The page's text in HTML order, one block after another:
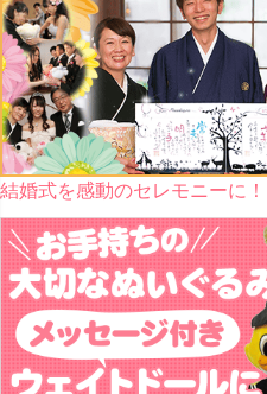
結婚式を感動のセレモニーに